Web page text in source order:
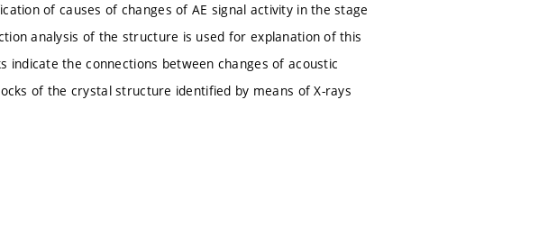
of causes of changes of AE signal activity in the stage
analysis of the structure is used for explanation of this
the connections between changes of acoustic
of the crystal structure identified by means of X-rays